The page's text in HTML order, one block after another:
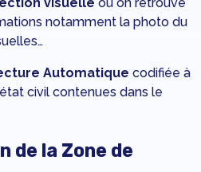
notamment la photo du
Automatique codifiée à
civil contenues dans le
de la Zone de